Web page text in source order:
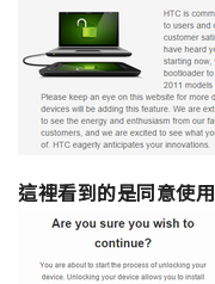
這裡看到的是同意使用